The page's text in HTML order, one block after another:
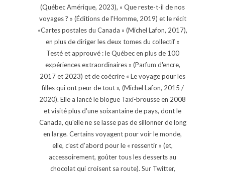
(Québec Amérique, 2023), « Que reste-t-il de nos
voyages ? » (Éditions de l'Homme, 2019) et le récit
«Cartes postales du Canada » (Michel Lafon, 2017),
en plus de diriger les deux tomes du collectif «
Testé et approuvé : le Québec en plus de 100
expériences extraordinaires » (Parfum d'encre,
2017 et 2023) et de coécrire « Le voyage pour les
filles qui ont peur de tout », (Michel Lafon, 2015 /
2020). Elle a lancé le blogue Taxi-brousse en 2008
et visité plus d'une soixantaine de pays, dont le
Canada, qu'elle ne se lasse pas de sillonner de long
en large. Certains voyagent pour voir le monde,
elle, c’est d’abord pour le « ressentir » (et,
accessoirement, goûter tous les desserts au
chocolat qui croisent sa route). Sur Twitter,